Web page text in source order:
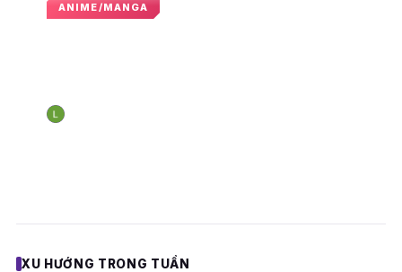
ANIME/MANGA
N
XU HƯỚNG TRONG TUẦN